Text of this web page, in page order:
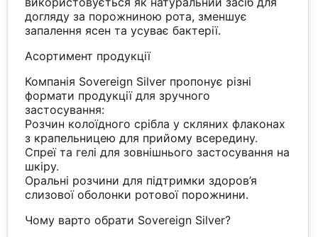
догляду за порожниною рота, зменшує
запалення ясен та усуває бактерії.
Асортимент продукції
Компанія Sovereign Silver пропонує різні
формати продукції для зручного
застосування:
Розчин колоїдного срібла у скляних флаконах
з крапельницею для прийому всередину.
Спреї та гелі для зовнішнього застосування на
шкіру.
Оральні розчини для підтримки здоров’я
слизової оболонки ротової порожнини.
Чому варто обрати Sovereign Silver?